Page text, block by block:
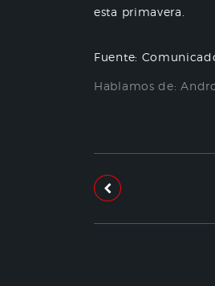
esta primavera.
Fuente:
Hablamos de: